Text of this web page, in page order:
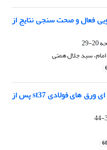
فعال و صحت سنجی نتایج از
20-29
سید جلال همتی
ارزیابی تجربی خیز و اعوجاج زاویه ای ورق های فولادی st37 پس از